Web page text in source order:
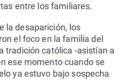
entre los familiares.
la desaparición, los
el foco en la familia del
tradición católica -asistían a
ese momento cuando se
ya estuvo bajo sospecha